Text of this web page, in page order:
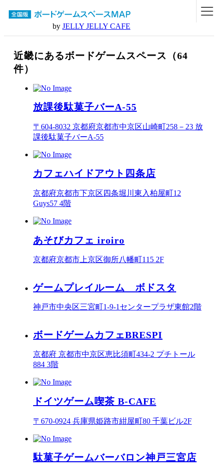
by JELLY JELLY CAFE
近畿にあるボードゲームスペース（64
件）
放課後駄菓子バーA-55
〒604-8032 京都府京都市中京区山崎町258－23 放
課後駄菓子バーA-55
カフェハイドアウト四条店
京都府京都市下京区四条堀川東入柏屋町12
Guys57 4階
あそびカフェ iroiro
京都府京都市上京区御所八幡町115 2F
ゲームプレイルーム ボドスタ
神戸市中央区三宮町1-9-1センタープラザ東館2階
ボードゲームカフェBRESPI
京都府 京都市中京区恵比須町434-2 プチトール
884 3階
ドイツゲーム喫茶 B-CAFE
〒670-0924 兵庫県姫路市紺屋町80 千葉ビル2F
駄菓子ゲームバーバロン神戸三宮店